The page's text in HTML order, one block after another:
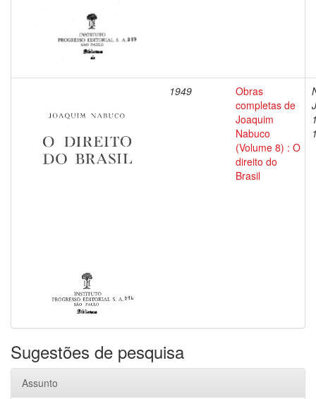
1949
Obras
completas de
Joaquim
Nabuco
(Volume 8) : O
direito do
Brasil
Sugestões de pesquisa
Assunto